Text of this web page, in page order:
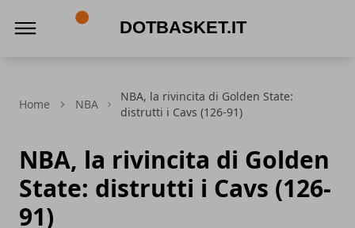
Home NBA
NBA, la rivincita di Golden State:
distrutti i Cavs (126-91)
NBA, la rivincita di Golden
State: distrutti i Cavs (126-
91)